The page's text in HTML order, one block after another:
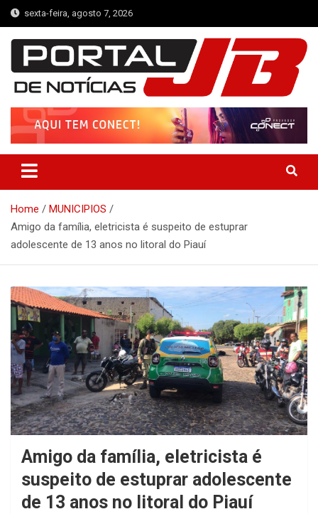
Skip
to
content
sexta-feira, agosto 7, 2026
Portal de Notícias JB
Notícias de Simplício Mendes e Região
Home
MUNICIPIOS
Amigo da família, eletricista é suspeito de estuprar
adolescente de 13 anos no litoral do Piauí
Amigo da família, eletricista é
suspeito de estuprar adolescente
de 13 anos no litoral do Piauí